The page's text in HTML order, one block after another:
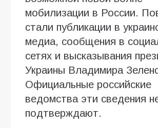
мобилизации в России.
стали публикации в
медиа, сообщения в
сетях и высказывания
Украины Владимира
Официальные российские
ведомства эти сведения
подтверждают.